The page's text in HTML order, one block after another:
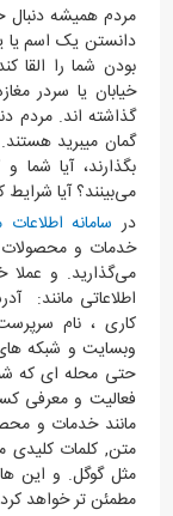
مردم همیشه
دانستن یک اسم یا
بودن شما را القا
خیابان یا سردر
گذاشته اند. مردم
گمان میبرید
بگذارند، آیا
می‌بینند؟ آیا
در سامانه
خدمات و محصولات
می‌گذارید. و
اطلاعاتی
کاری ، نام
وبسایت و شبکه
حتی محله ای که
فعالیت و معرفی
مانند خدمات و
متن, کلمات کلیدی
مثل گوگل. و این
مطمئن تر خواهد